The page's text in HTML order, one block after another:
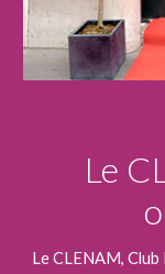
Le
Le CLENAM,